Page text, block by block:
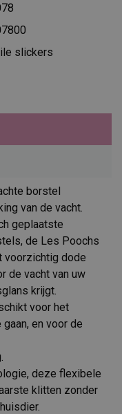
slickers
borstel
van de vacht.
geplaatste
de Les Poochs
voorzichtig dode
de vacht van uw
krijgt.
voor het
en voor de
deze flexibele
klitten zonder